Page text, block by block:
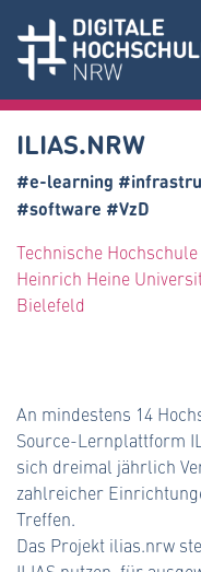
ILIAS.NRW
#e-learning
#software #VzD
Technische Hochschule
Heinrich Heine
Bielefeld
An mindestens 14
Source-Lernplattform
sich dreimal jährlich
zahlreicher
Treffen.
Das Projekt ilias.nrw